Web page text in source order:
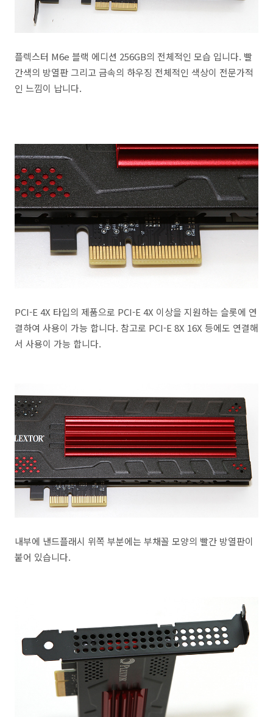
플렉스터 M6e 블랙 에디션 256GB의 전체적인 모습 입니다. 빨
간색의 방열판 그리고 금속의 하우징 전체적인 색상이 전문가적
인 느낌이 납니다.
PCI-E 4X 타입의 제품으로 PCI-E 4X 이상을 지원하는 슬롯에 연
결하여 사용이 가능 합니다. 참고로 PCI-E 8X 16X 등에도 연결해
서 사용이 가능 합니다.
내부에 낸드플래시 위쪽 부분에는 부채꼴 모양의 빨간 방열판이
붙어 있습니다.